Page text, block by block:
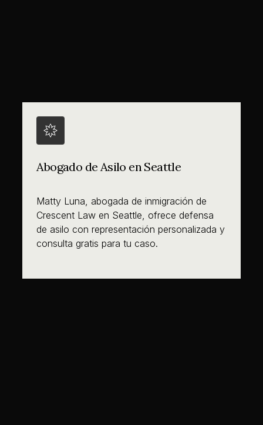
Abogado de Asilo en Seattle
Matty Luna, abogada de inmigración de
Crescent Law en Seattle, ofrece defensa
de asilo con representación personalizada y
consulta gratis para tu caso.